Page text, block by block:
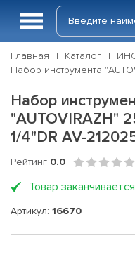
Главная Каталог
Набор инструмента
Набор
"AUTOVIRAZH"
1/4"DR AV-
Рейтинг 0.0
Товар заканчивается
Артикул: 16670